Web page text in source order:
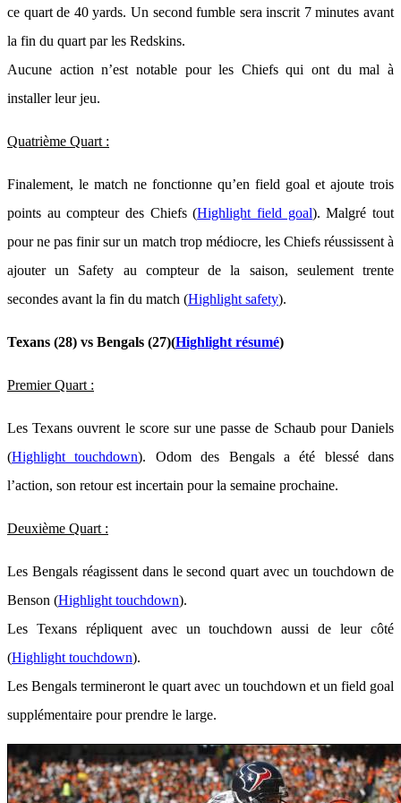
ce quart de 40 yards. Un second fumble sera inscrit 7 minutes avant
la fin du quart par les Redskins.
Aucune action n’est notable pour les Chiefs qui ont du mal à
installer leur jeu.
Quatrième Quart :
Finalement, le match ne fonctionne qu’en field goal et ajoute trois
points au compteur des Chiefs (Highlight field goal). Malgré tout
pour ne pas finir sur un match trop médiocre, les Chiefs réussissent à
ajouter un Safety au compteur de la saison, seulement trente
secondes avant la fin du match (Highlight safety).
Texans (28) vs Bengals (27)(Highlight résumé)
Premier Quart :
Les Texans ouvrent le score sur une passe de Schaub pour Daniels
(Highlight touchdown). Odom des Bengals a été blessé dans
l’action, son retour est incertain pour la semaine prochaine.
Deuxième Quart :
Les Bengals réagissent dans le second quart avec un touchdown de
Benson (Highlight touchdown).
Les Texans répliquent avec un touchdown aussi de leur côté
(Highlight touchdown).
Les Bengals termineront le quart avec un touchdown et un field goal
supplémentaire pour prendre le large.